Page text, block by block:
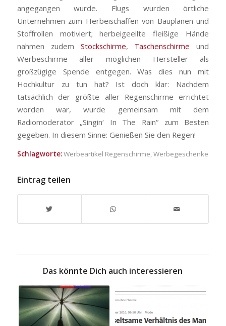
angegangen wurde. Flugs wurden örtliche
Unternehmen zum Herbeischaffen von Bauplanen und
Stoffrollen motiviert; herbeigeeilte fleißige Hände
nahmen zudem Stockschirme, Taschenschirme und
Werbeschirme aller möglichen Hersteller als
großzügige Spende entgegen. Was dies nun mit
Hochkultur zu tun hat? Ist doch klar: Nachdem
tatsächlich der größte aller Regenschirme errichtet
worden war, wurde gemeinsam mit dem
Radiomoderator „Singin‘ In The Rain“ zum Besten
gegeben. In diesem Sinne: Genießen Sie den Regen!
Schlagworte:Werbeartikel Regenschirme,Werbegeschenke
Eintrag teilen
Das könnte Dich auch interessieren